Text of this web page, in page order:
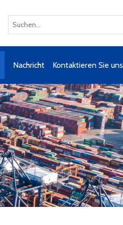
Nachricht Kontaktieren Sie uns